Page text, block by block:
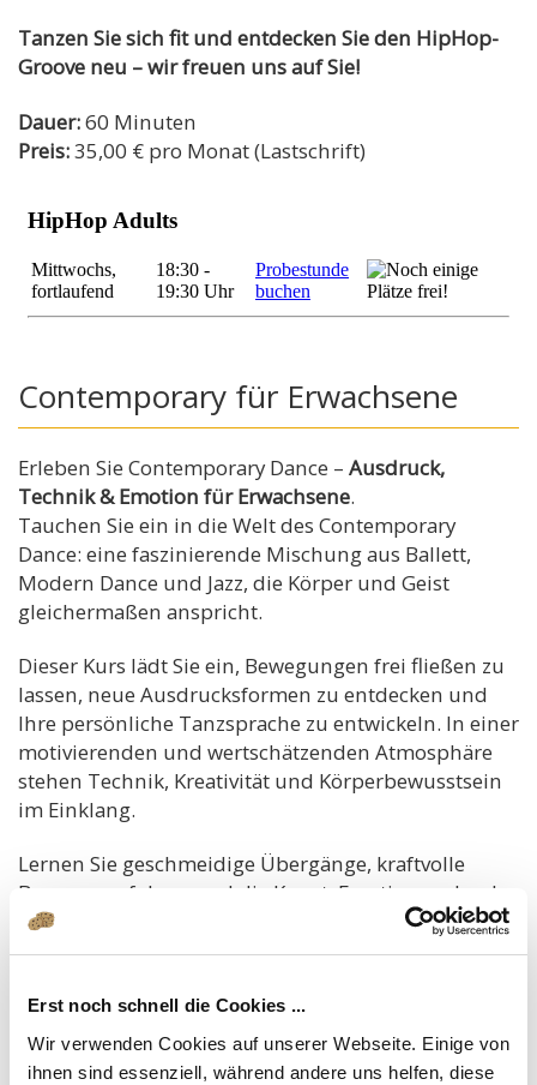
Erst noch schnell die Cookies ...
Wir verwenden Cookies auf unserer Webseite. Einige von
ihnen sind essenziell, während andere uns helfen, diese
Tanzen Sie sich fit und entdecken Sie den HipHop-
Groove neu – wir freuen uns auf Sie!
Dauer:60 Minuten
Preis:35,00 € pro Monat (Lastschrift)
Contemporary für Erwachsene
Erleben Sie Contemporary Dance – Ausdruck,
Technik & Emotion für Erwachsene.
Tauchen Sie ein in die Welt des Contemporary
Dance: eine faszinierende Mischung aus Ballett,
Modern Dance und Jazz, die Körper und Geist
gleichermaßen anspricht.
Dieser Kurs lädt Sie ein, Bewegungen frei fließen zu
lassen, neue Ausdrucksformen zu entdecken und
Ihre persönliche Tanzsprache zu entwickeln. In einer
motivierenden und wertschätzenden Atmosphäre
stehen Technik, Kreativität und Körperbewusstsein
im Einklang.
Lernen Sie geschmeidige Übergänge, kraftvolle
Bewegungsfolgen und die Kunst, Emotionen durch
Tanz sichtbar zu machen – unabhängig davon, ob
Sie Anfänger sind oder bereits Tanzerfahrung
Dauer:
60 Minuten
Preis:
35,00 € pro Monat (Lastschrift)